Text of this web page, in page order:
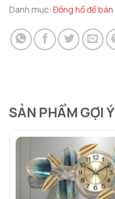
Danh mục: Đồng hồ để bàn
SẢN PHẨM GỢI Ý